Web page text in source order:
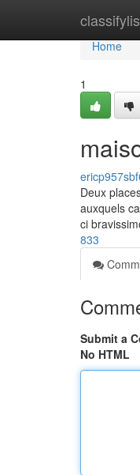
Home
Home
1
Deux
auxquels
ci
833
Submit a
No HTML